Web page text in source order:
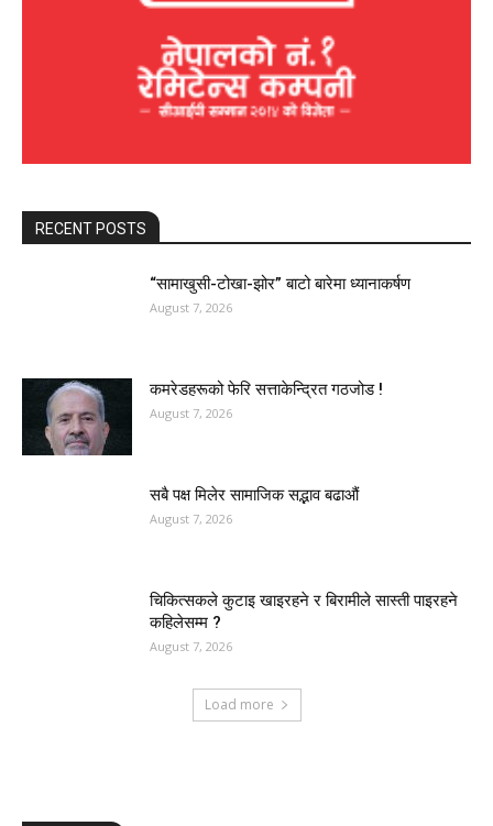
RECENT POSTS
“सामाखुसी-टोखा-झोर” बाटो बारेमा ध्यानाकर्षण
August 7, 2026
कमरेडहरूको फेरि सत्ताकेन्द्रित गठजोड !
August 7, 2026
सबै पक्ष मिलेर सामाजिक सद्भाव बढाऔं
August 7, 2026
चिकित्सकले कुटाइ खाइरहने र बिरामीले सास्ती पाइरहने
कहिलेसम्म ?
August 7, 2026
Load more